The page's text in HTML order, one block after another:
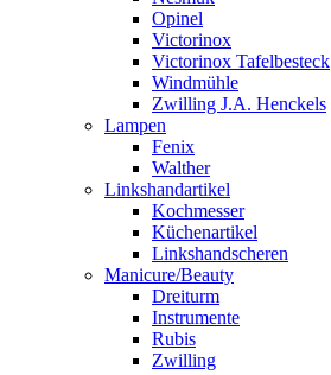
Opinel
Victorinox
Victorinox Tafelbesteck
Windmühle
Zwilling J.A. Henckels
Lampen
Fenix
Walther
Linkshandartikel
Kochmesser
Küchenartikel
Linkshandscheren
Manicure/Beauty
Dreiturm
Instrumente
Rubis
Zwilling